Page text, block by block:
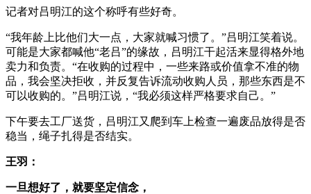
记者对吕明江的这个称呼有些好奇。
“我年龄上比他们大一点，大家就喊习惯了。”吕明江笑着说。
可能是大家都喊他“老吕”的缘故，吕明江干起活来显得格外地
卖力和负责。“在收购的过程中，一些来路或价值拿不准的物
品，我会坚决拒收，并反复告诉流动收购人员，那些东西是不
可以收购的。”吕明江说，“我必须这样严格要求自己。”
下午要去工厂送货，吕明江又爬到车上检查一遍废品放得是否
稳当，绳子扎得是否结实。
王羽：
一旦想好了，就要坚定信念，